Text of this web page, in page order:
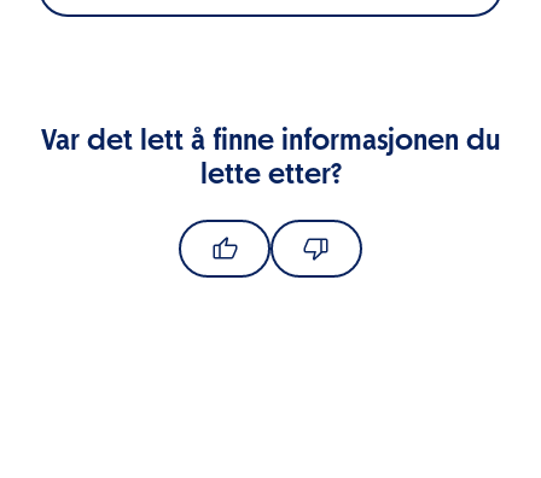
Var det lett å finne informasjonen du
lette etter?